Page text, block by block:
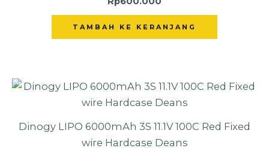
TAMBAH KE KERANJANG
Dinogy LIPO 6000mAh 3S 11.1V 100C Red Fixed
wire Hardcase Deans